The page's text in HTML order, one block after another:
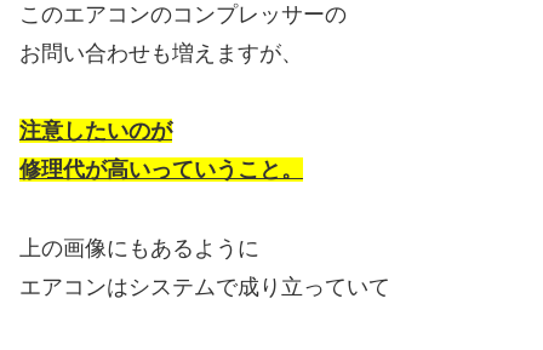
このエアコンのコンプレッサーの
お問い合わせも増えますが、
注意したいのが
修理代が高いっていうこと。
上の画像にもあるように
エアコンはシステムで成り立っていて